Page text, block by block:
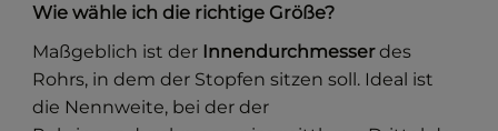
Wie wähle ich die richtige Größe?
Maßgeblich ist der Innendurchmesserdes
Rohrs, in dem der Stopfen sitzen soll. Ideal ist
die Nennweite, bei der der